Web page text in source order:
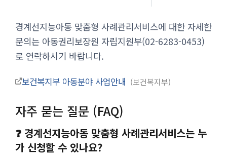
경계선지능아동 맞춤형 사례관리서비스에 대한 자세한
문의는 아동권리보장원 자립지원부(02-6283-0453)
로 연락하시기 바랍니다.
보건복지부 아동분야 사업안내 보건복지부
자주 묻는 질문 (FAQ)
❓ 경계선지능아동 맞춤형 사례관리서비스는 누
가 신청할 수 있나요?